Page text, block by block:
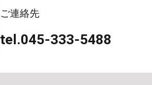
ご連絡先
tel.045-333-5488